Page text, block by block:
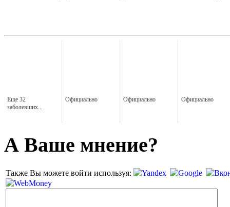
Еще 32
заболевших...
Официально Официально Официально
А Ваше мнение?
Также Вы можете войти используя: